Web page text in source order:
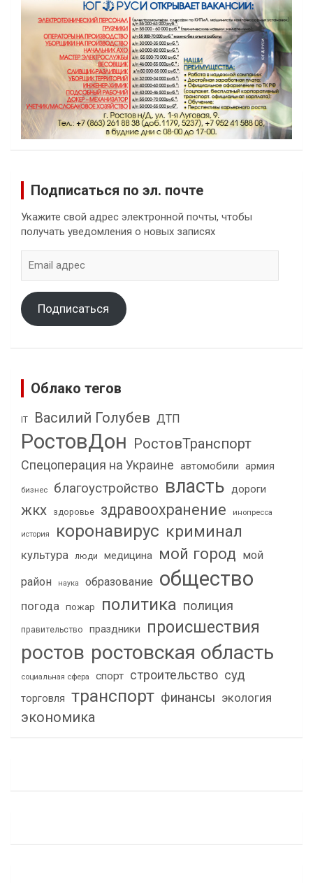
Подписаться по эл. почте
Укажите свой адрес электронной почты, чтобы
получать уведомления о новых записях
адрес
Подписаться
Облако тегов
IT Василий Голубев ДТП
РостовДон РостовТранспорт
Спецоперация на Украине автомобили армия
бизнес благоустройство власть дороги
жкх здоровье здравоохранение инопресса
история коронавирус криминал
культура люди медицина мой город мой
район
наука образование общество
погода пожар политика полиция
правительство праздники происшествия
ростов ростовская область
социальная сфера спорт строительство суд
торговля транспорт финансы экология
экономика